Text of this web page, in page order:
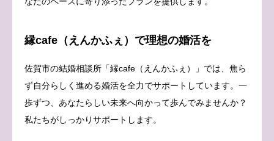
縁cafe（えんかふぇ）で理想の婚活を
佐賀市の結婚相談所「縁cafe（えんかふぇ）」では、焦ら
ず自分らしく進める婚活を全力でサポートしています。一
歩ずつ、あなたらしい未来へ向かって歩んでみませんか？
私たちがしっかりサポートします。